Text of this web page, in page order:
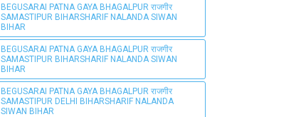
BEGUSARAI PATNA GAYA BHAGALPUR राजगीर
SAMASTIPUR BIHARSHARIF NALANDA SIWAN
BIHAR
BEGUSARAI PATNA GAYA BHAGALPUR राजगीर
SAMASTIPUR BIHARSHARIF NALANDA SIWAN
BIHAR
BEGUSARAI PATNA GAYA BHAGALPUR राजगीर
SAMASTIPUR DELHI BIHARSHARIF NALANDA
SIWAN BIHAR